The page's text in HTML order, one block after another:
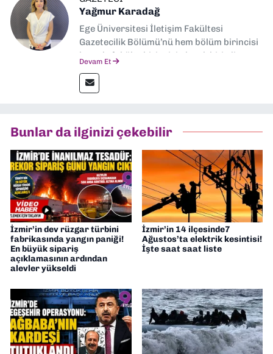
Yağmur Karadağ
Ege Üniversitesi İletişim Fakültesi
Gazetecilik Bölümü’nü hem bölüm birincisi
hem de fakülte birincisi olarak bitirdim.
İletişim” üzerine yüksek lisans eğitimimi
tamamladım. Halen aynı anabilim dalında
Müdürü” olarak görev almaktayım. Hak
odaklı haberciliğe dair çalışmalar
yapıyorum
Devam Et
Bunlar da ilginizi çekebilir
İzmir’in dev rüzgar türbini
fabrikasında yangın paniği!
En büyük sipariş
açıklamasının ardından
alevler yükseldi
İzmir’in 14 ilçesinde7
Ağustos’ta elektrik kesintisi!
İşte saat saat liste